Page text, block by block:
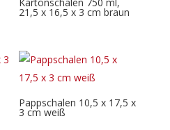
21,5 x 16,5 x 3 cm braun
Pappschalen 10,5 x 17,5 x
3 cm weiß